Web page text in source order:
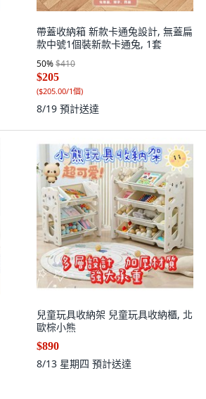
帶蓋收納箱 新款卡通兔設計, 無蓋扁
款中號1個裝新款卡通兔, 1套
50%$410
$205
($205.00/1個)
8/19 預計送達
兒童玩具收納架 兒童玩具收納櫃, 北
歐棕小熊
$890
8/13 星期四 預計送達